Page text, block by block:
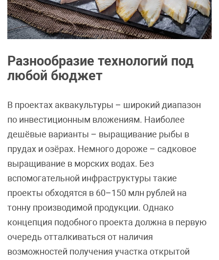
Разнообразие технологий под
любой бюджет
В проектах аквакультуры – широкий диапазон
по инвестиционным вложениям. Наиболее
дешёвые варианты – выращивание рыбы в
прудах и озёрах. Немного дороже – садковое
выращивание в морских водах. Без
вспомогательной инфраструктуры такие
проекты обходятся в 60–150 млн рублей на
тонну производимой продукции. Однако
концепция подобного проекта должна в первую
очередь отталкиваться от наличия
возможностей получения участка открытой